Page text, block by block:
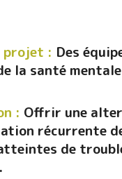
projet : Des
la santé
: Offrir une
récurrente
de